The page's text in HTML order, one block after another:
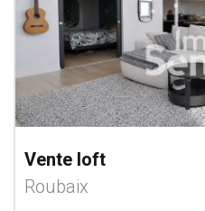
Vente loft
Roubaix